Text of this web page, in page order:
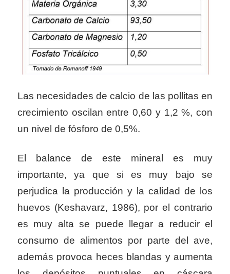
Las necesidades de calcio de las pollitas en
crecimiento oscilan entre 0,60 y 1,2 %, con
un nivel de fósforo de 0,5%.
El balance de este mineral es muy
importante, ya que si es muy bajo se
perjudica la producción y la calidad de los
huevos (Keshavarz, 1986), por el contrario
es muy alta se puede llegar a reducir el
consumo de alimentos por parte del ave,
además provoca heces blandas y aumenta